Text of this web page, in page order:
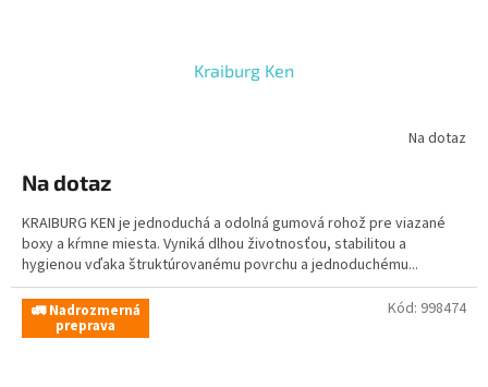
Kraiburg Ken
Na dotaz
Na dotaz
KRAIBURG KEN je jednoduchá a odolná gumová rohož pre viazané
boxy a kŕmne miesta. Vyniká dlhou životnosťou, stabilitou a
hygienou vďaka štruktúrovanému povrchu a jednoduchému...
🚛 Nadrozmerná
preprava
Kód: 998474